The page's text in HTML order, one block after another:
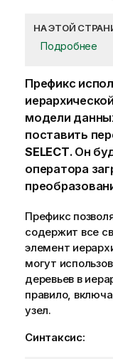
НА ЭТОЙ
Подробнее
Префикс
модели
поставить
SELECT. Он
оператора
Префикс
содержит все
элемент
могут
деревьев в
правило,
узел.
Синтаксис: